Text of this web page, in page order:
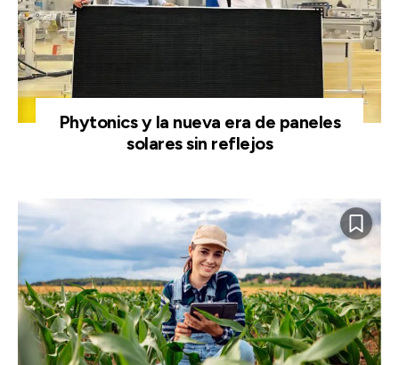
Phytonics y la nueva era de paneles
solares sin reflejos